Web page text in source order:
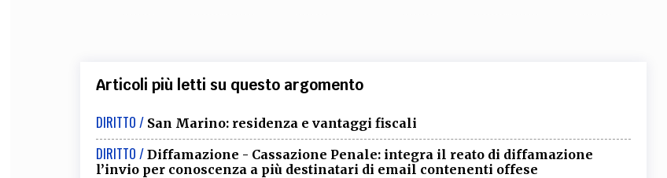
Articoli più letti su questo argomento
DIRITTO / San Marino: residenza e vantaggi fiscali
DIRITTO / Diffamazione - Cassazione Penale: integra il reato di diffamazione
l’invio per conoscenza a più destinatari di email contenenti offese